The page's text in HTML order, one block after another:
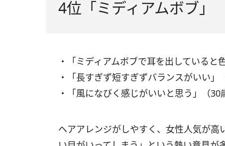
4位「ミディアムボブ」
・「ミディアムボブで耳を出していると
・「長すぎず短すぎずバランスがいい」
・「風になびく感じがいいと思う」（30
ヘアアレンジがしやすく、女性人気が高